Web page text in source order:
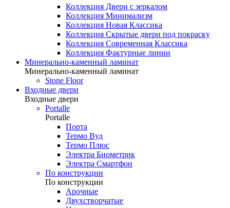
Коллекция Двери с зеркалом
Коллекция Минимализм
Коллекция Новая Классика
Коллекция Скрытые двери под покраску
Коллекция Современная Классика
Коллекция Фактурные линии
Минерально-каменный ламинат
Минерально-каменный ламинат
Stone Floor
Входные двери
Входные двери
Portalle
Portalle
Порта
Термо Вуд
Термо Плюс
Электра Биометрик
Электра Смартфон
По конструкции
По конструкции
Арочные
Двухстворчатые